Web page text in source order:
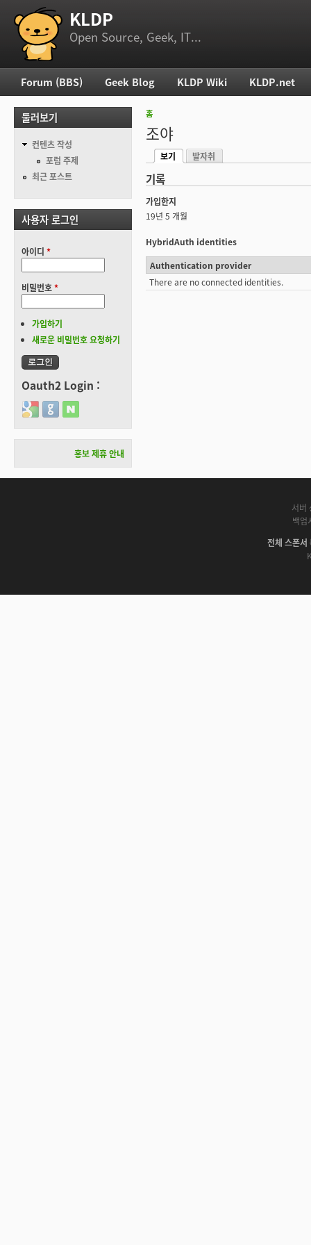
부 메뉴 KLDP
Open Source, Geek, IT...
현재 위치
홈
조야
기본탭
보기
발자취
기록
가입한지
19년 5 개월
HybridAuth identities
Authentication provider
There are no connected identities.
주 메뉴
Forum (BBS) Geek Blog KLDP Wiki KLDP.net
둘러보기
컨텐츠 작성
포럼 주제
최근 포스트
사용자 로그인
아이디 *
비밀번호*
가입하기
새로운 비밀번호 요청하기
Oauth2 Login :
Login with Google
Login with GitHub
Login with Naver
홍보 제휴 안내
서버
백업
전체 스폰서